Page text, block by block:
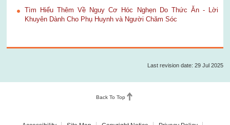
Tìm Hiểu Thêm Về Nguy Cơ Hóc Nghẹn Do Thức Ăn - Lời
Khuyên Dành Cho Phụ Huynh và Người Chăm Sóc
Last revision date: 29 Jul 2025
Back To Top